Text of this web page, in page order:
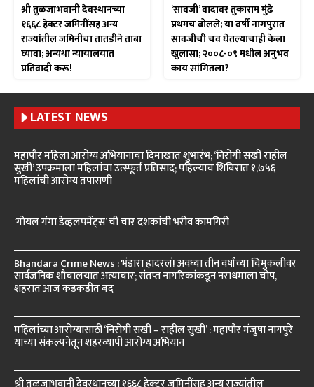
श्री तुळजाभवानी देवस्थानच्या
१६६८ हेक्टर जमिनींसह अन्य
राज्यांतील जमिनींचा तातडीने ताबा
घ्यावा; अन्यथा न्यायालयात
प्रतिवादी करू!
‘सावजी’ वादावर तुकाराम मुंढे
प्रथमच बोलले; या वर्षी नागपुरात
सावजीची चव घेतल्याचाही केला
खुलासा; २००८-०९ मधील अनुभव
काय सांगितला?
LATEST NEWS
महापौर महिला आरोग्य अभियानाचा दिमाखात शुभारंभ; ‘निरोगी सखी राहील
सुखी’ उपक्रमाला महिलांचा उत्स्फूर्त प्रतिसाद; पहिल्याच शिबिरात १,७५६
महिलांची आरोग्य तपासणी
‘गोयल गंगा डेव्हलपमेंट्स’ ची चार दशकांची भरीव कामगिरी
Bhandara Crime News : भंडारा हादरलं! अवघ्या तीन वर्षांच्या चिमुकलीवर
सार्वजनिक शौचालयात अत्याचार; संतप्त नागरिकांकडून नराधमाला चोप,
शहरात आज कडकडीत बंद
महिलांच्या आरोग्यासाठी ‘निरोगी सखी – राहील सुखी’ : महापौर मंजुषा नागपुरे
यांच्या संकल्पनेतून शहरव्यापी आरोग्य अभियान